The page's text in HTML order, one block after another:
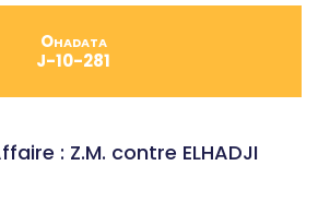
Ohadata
J-10-281
: Z.M. contre ELHADJI